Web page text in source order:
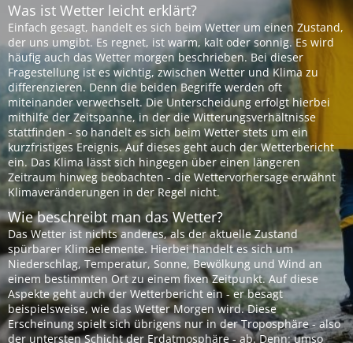
Was ist Wetter leicht erklärt?
Einfach gesagt, handelt es sich beim Wetter um einen Zustand,
der uns umgibt. Es regnet, ist warm, kalt oder sonnig. Es wird
häufig auch das Wetter morgen beschrieben. Bei dieser
Fragestellung ist es wichtig, zwischen Wetter und Klima zu
differenzieren. Denn die beiden Begriffe werden oft
miteinander verwechselt. Die Unterscheidung erfolgt hierbei
mithilfe der Zeitspanne, in der die Witterungsverhältnisse
stattfinden - so handelt es sich beim Wetter stets um ein
kurzfristiges Ereignis. Auf dieses geht auch der Wetterbericht
ein. Das Klima lässt sich hingegen über einen längeren
Zeitraum hinweg beobachten - die Wettervorhersage erwähnt
Klimaveränderungen in der Regel nicht.
Wie beschreibt man das Wetter?
Das Wetter ist nichts anderes, als der aktuelle Zustand
spürbarer Klimaelemente. Hierbei handelt es sich um
Niederschlag, Temperatur, Sonne, Bewölkung und Wind an
einem bestimmten Ort zu einem fixen Zeitpunkt. Auf diese
Aspekte geht auch der Wetterbericht ein - er besagt
beispielsweise, wie das Wetter Morgen wird. Diese
Erscheinung spielt sich übrigens nur in der Troposphäre - also
der untersten Schicht der Erdatmosphäre - ab. Denn: umso